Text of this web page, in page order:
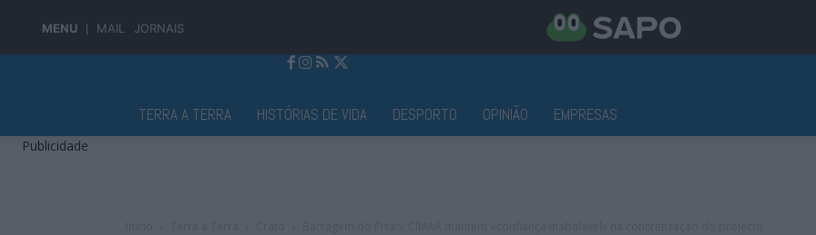
MENU MAIL JORNAIS
TERRA A TERRA HISTÓRIAS DE VIDA DESPORTO OPINIÃO EMPRESAS
Publicidade